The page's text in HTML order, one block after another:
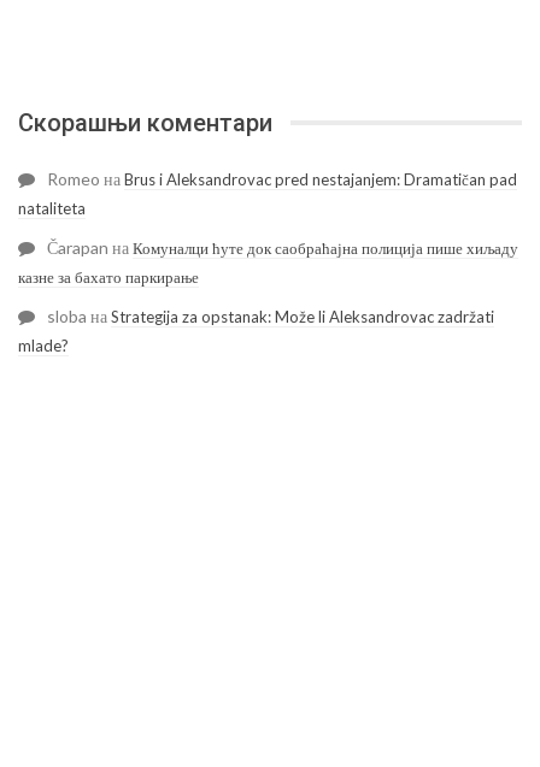
Скорашњи коментари
Romeo наBrus i Aleksandrovac pred nestajanjem: Dramatičan pad
nataliteta
Čarapan наКомуналци ћуте док саобраћајна полиција пише хиљаду
казне за бахато паркирање
sloba наStrategija za opstanak: Može li Aleksandrovac zadržati
mlade?